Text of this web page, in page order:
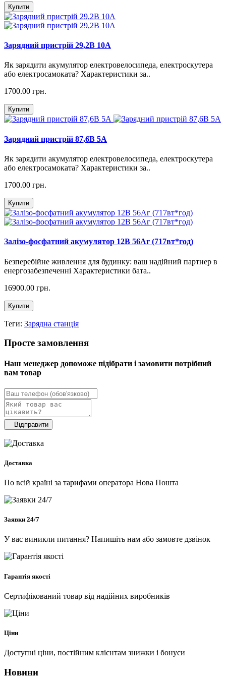
Купити
Зарядний пристрій 29,2В 10А
Як зарядити акумулятор електровелосипеда, електроскутера
або електросамоката? Характеристики за..
1700.00 грн.
Купити
Зарядний пристрій 87,6В 5А
Як зарядити акумулятор електровелосипеда, електроскутера
або електросамоката? Характеристики за..
1700.00 грн.
Купити
Залізо-фосфатний акумулятор 12В 56Аг (717вт*год)
Безперебійне живлення для будинку: ваш надійний партнер в
енергозабезпеченні Характеристики бата..
16900.00 грн.
Купити
Теги: Зарядна станція
Просте замовлення
Наш менеджер допоможе підібрати і замовити потрібний
вам товар
Відправити
Доставка
По всій країні за тарифами оператора Нова Пошта
Заявки 24/7
У вас виникли питання? Напишіть нам або замовте дзвінок
Гарантія якості
Сертифікований товар від надійних виробників
Ціни
Доступні ціни, постійним клієнтам знижки і бонуси
Новини